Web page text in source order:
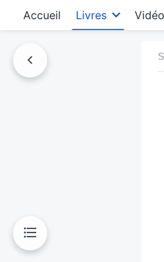
Accueil Livres